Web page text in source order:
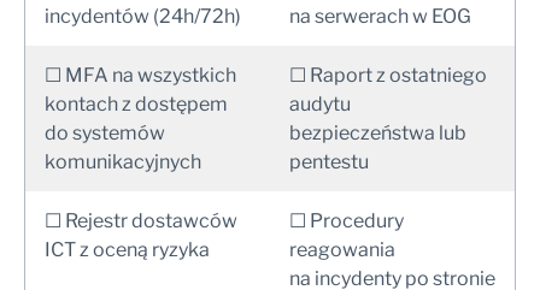
incydentów (24h/72h)
na serwerach w EOG
☐ MFA na wszystkich
kontach z dostępem
do systemów
komunikacyjnych
☐ Raport z ostatniego
audytu
bezpieczeństwa lub
pentestu
☐ Rejestr dostawców
ICT z oceną ryzyka
☐ Procedury
reagowania
na incydenty po stronie